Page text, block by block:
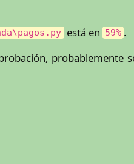
está en 59% .
probablemente